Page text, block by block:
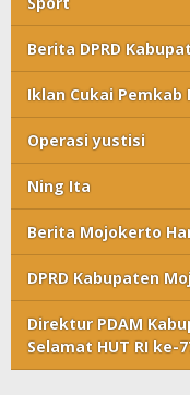
Berita DPRD
Iklan Cukai Pemkab
Operasi yustisi
Ning Ita
Berita Mojokerto
DPRD Kabupaten
Direktur PDAM
Selamat HUT RI ke-